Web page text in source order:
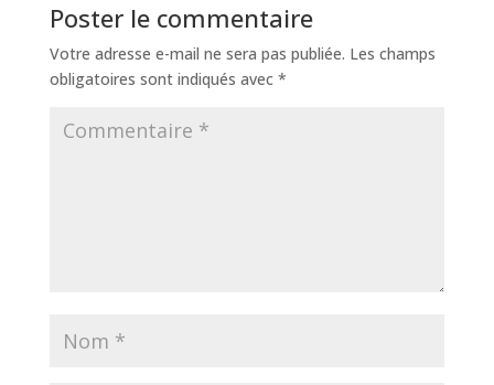
Poster le commentaire
Votre adresse e-mail ne sera pas publiée. Les champs
obligatoires sont indiqués avec *